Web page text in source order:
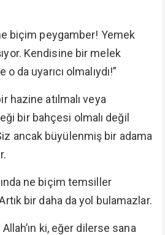
biçim peygamber! Yemek
Kendisine bir melek
da uyarıcı olmalıydı!”
hazine atılmalı veya
bir bahçesi olmalı değil
ancak büyülenmiş bir adama
ne biçim temsiller
bir daha da yol bulamazlar.
ki, eğer dilerse sana